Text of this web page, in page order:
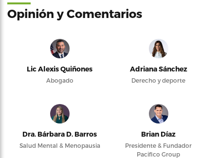
Opinión y Comentarios
Lic Alexis Quiñones
Abogado
Adriana Sánchez
Derecho y deporte
Dra. Bárbara D. Barros
Salud Mental & Menopausia
Brian Díaz
Presidente & Fundador
Pacifico Group